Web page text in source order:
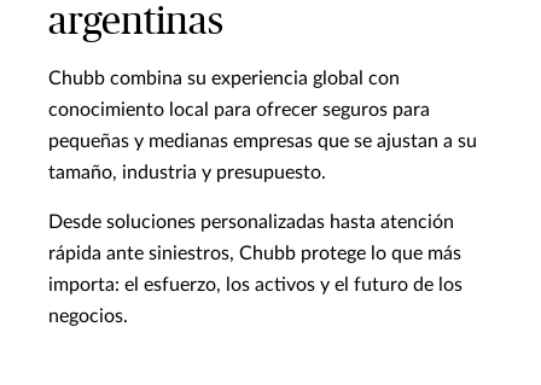
argentinas
Chubb combina su experiencia global con
conocimiento local para ofrecer seguros para
pequeñas y medianas empresas que se ajustan a su
tamaño, industria y presupuesto.
Desde soluciones personalizadas hasta atención
rápida ante siniestros, Chubb protege lo que más
importa: el esfuerzo, los activos y el futuro de los
negocios.